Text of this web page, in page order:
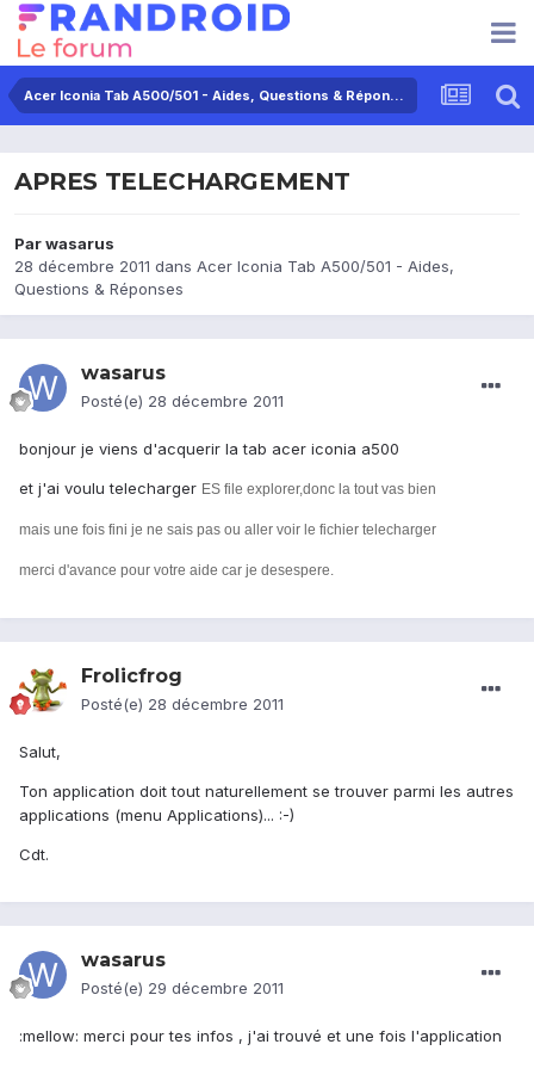
Acer Iconia Tab A500/501 - Aides, Questions & Réponses
APRES TELECHARGEMENT
Parwasarus
28 décembre 2011 dans Acer Iconia Tab A500/501 - Aides,
Questions & Réponses
wasarus
Posté(e) 28 décembre 2011
bonjour je viens d'acquerir la tab acer iconia a500
et j'ai voulu telecharger ES file explorer,donc la tout vas bien
mais une fois fini je ne sais pas ou aller voir le fichier telecharger
merci d'avance pour votre aide car je desespere.
Frolicfrog
Posté(e) 28 décembre 2011
Salut,
Ton application doit tout naturellement se trouver parmi les autres
applications (menu Applications)... :-)
Cdt.
wasarus
Posté(e) 29 décembre 2011
:mellow: merci pour tes infos , j'ai trouvé et une fois l'application